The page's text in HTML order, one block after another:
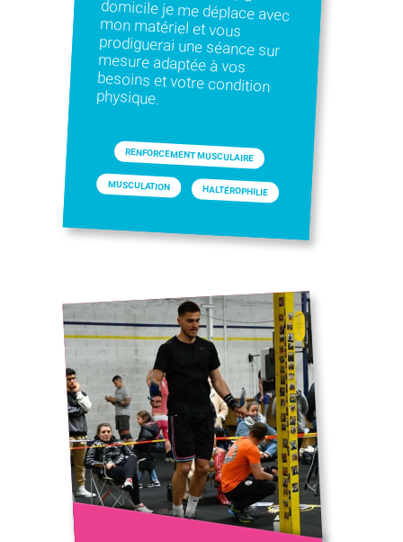
physique.
RENFORCEMENT MUSCULAIRE
MUSCULATION HALTÉROPHILIE